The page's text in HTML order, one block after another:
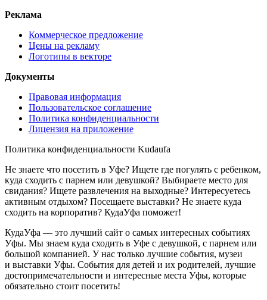
Реклама
Коммерческое предложение
Цены на рекламу
Логотипы в векторе
Документы
Правовая информация
Пользовательское соглашение
Политика конфиденциальности
Лицензия на приложение
Политика конфиденциальности Kudaufa
Не знаете что посетить в Уфе? Ищете где погулять с ребенком,
куда сходить с парнем или девушкой? Выбираете место для
свидания? Ищете развлечения на выходные? Интересуетесь
активным отдыхом? Посещаете выставки? Не знаете куда
сходить на корпоратив? КудаУфа поможет!
КудаУфа — это лучший сайт о самых интересных событиях
Уфы. Мы знаем куда сходить в Уфе с девушкой, с парнем или
большой компанией. У нас только лучшие события, музеи
и выставки Уфы. События для детей и их родителей, лучшие
достопримечательности и интересные места Уфы, которые
обязательно стоит посетить!